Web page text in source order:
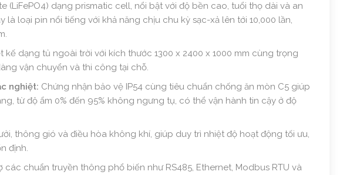
(LiFePO4) dạng prismatic cell, nổi bật với độ bền cao, tuổi thọ dài và an
loại pin nổi tiếng với khả năng chịu chu kỳ sạc-xả lên tới 10,000 lần,
kế dạng tủ ngoài trời với kích thước 1300 x 2400 x 1000 mm cùng trọng
vận chuyển và thi công tại chỗ.
nghiệt: Chứng nhận bảo vệ IP54 cùng tiêu chuẩn chống ăn mòn C5 giúp
từ độ ẩm 0% đến 95% không ngưng tụ, có thể vận hành tin cậy ở độ
thông gió và điều hòa không khí, giúp duy trì nhiệt độ hoạt động tối ưu,
định.
các chuẩn truyền thông phổ biến như RS485, Ethernet, Modbus RTU và